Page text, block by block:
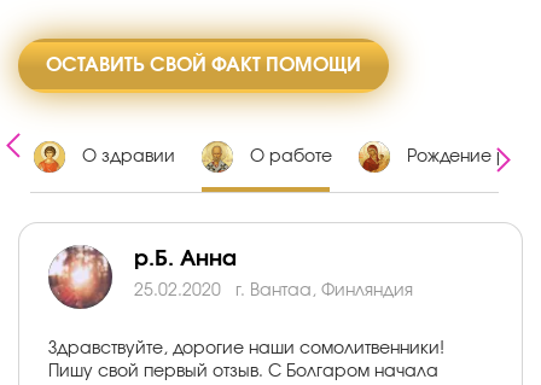
ОСТАВИТЬ СВОЙ ФАКТ ПОМОЩИ
О здравии О работе Рождение
р.Б. Анна
25.02.2020 г. Вантаа, Финляндия
Здравствуйте, дорогие наши сомолитвенники!
Пишу свой первый отзыв. С Болгаром начала